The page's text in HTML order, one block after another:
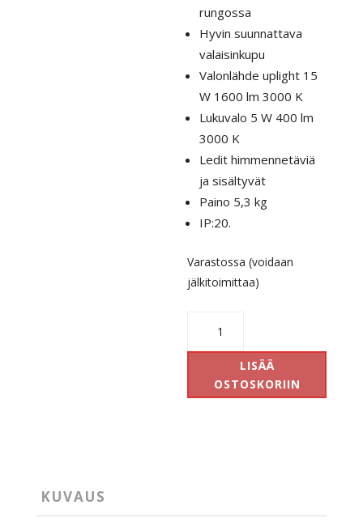
rungossa
Hyvin suunnattava
valaisinkupu
Valonlähde uplight 15
W 1600 lm 3000 K
Lukuvalo 5 W 400 lm
3000 K
Ledit himmennetäviä
ja sisältyvät
Paino 5,3 kg
IP:20.
Varastossa (voidaan
jälkitoimittaa)
Uplight
määrä
LISÄÄ
OSTOSKORIIN
KUVAUS